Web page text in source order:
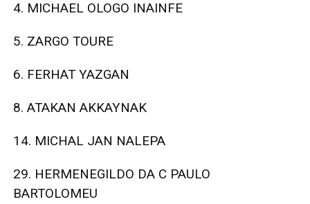
4. MICHAEL OLOGO INAINFE
5. ZARGO TOURE
6. FERHAT YAZGAN
8. ATAKAN AKKAYNAK
14. MICHAL JAN NALEPA
29. HERMENEGILDO DA C PAULO
BARTOLOMEU